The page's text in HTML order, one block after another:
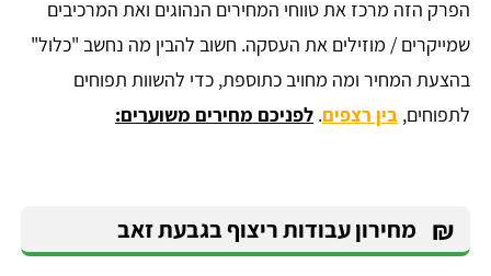
הפרק הזה מרכז את טווחי המחירים הנהוגים ואת המרכיבים
שמייקרים / מוזילים את העסקה. חשוב להבין מה נחשב "כלול"
בהצעת המחיר ומה מחויב כתוספת, כדי להשוות תפוחים
לתפוחים, בין רצפים. לפניכם מחירים משוערים:
₪ מחירון עבודות ריצוף בגבעת זאב